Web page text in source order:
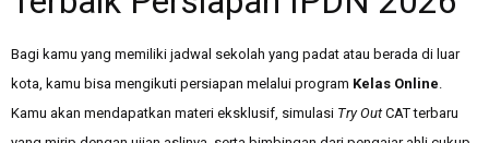
Bagi kamu yang memiliki jadwal sekolah yang padat atau berada di luar
kota, kamu bisa mengikuti persiapan melalui program Kelas Online.
Kamu akan mendapatkan materi eksklusif, simulasi Try OutCAT terbaru